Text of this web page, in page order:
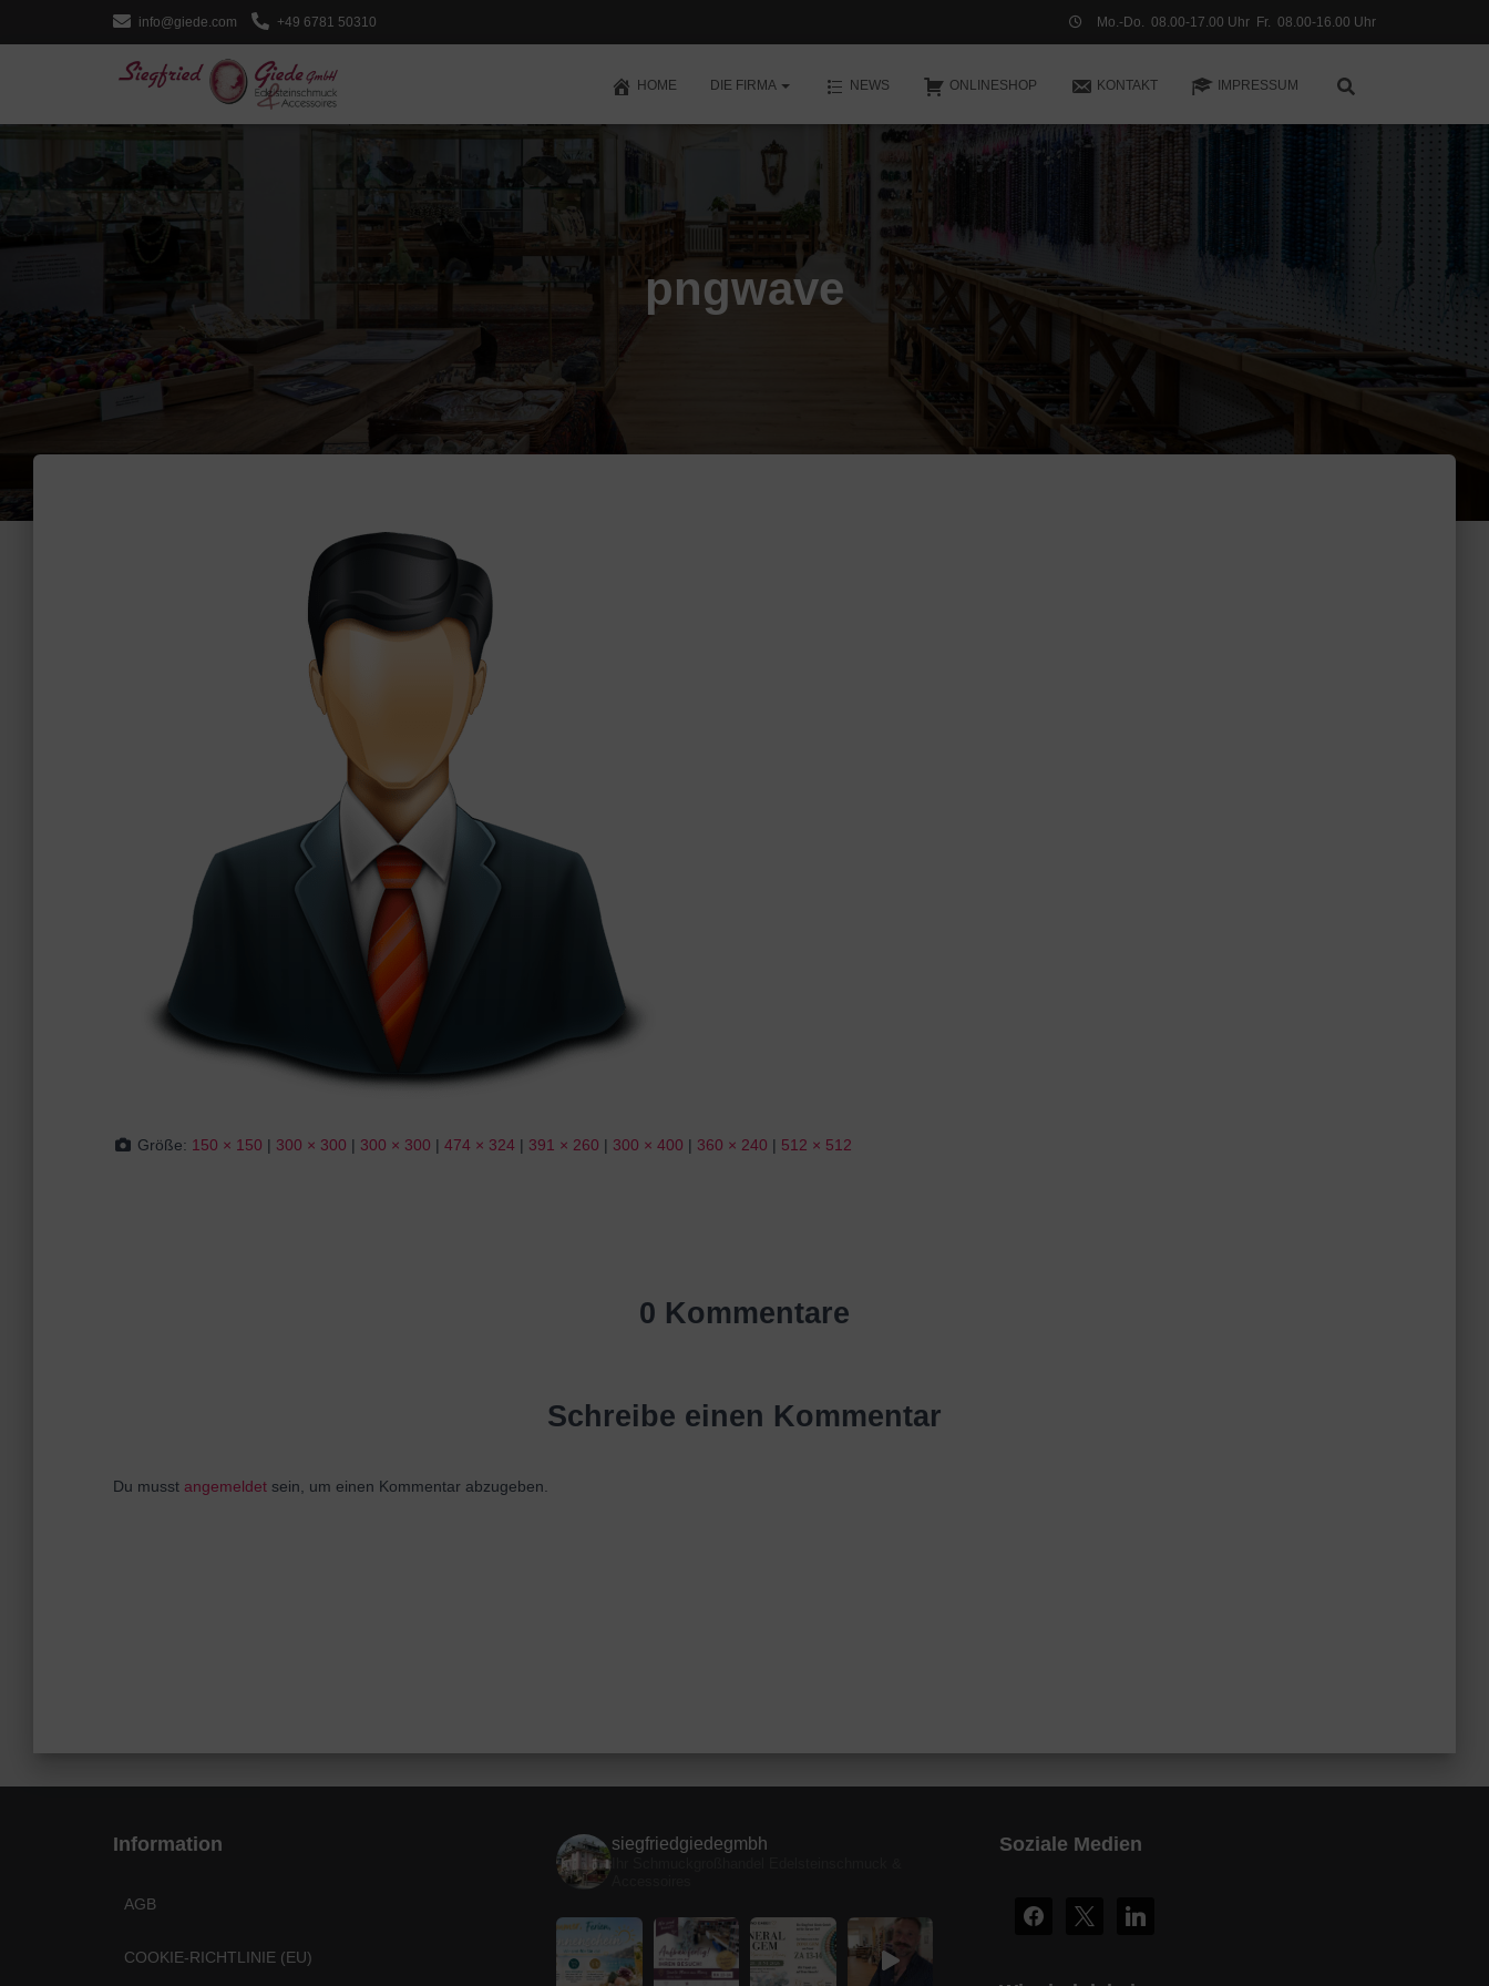
Mo.-Do. 08.00-17.00 Uhr Fr. 08.00-16.00 Uhr
info@giede.com +49 6781 50310
HOME DIE FIRMA NEWS ONLINESHOP KONTAKT IMPRESSUM
pngwave
Größe: 150 × 150 | 300 × 300 | 300 × 300 | 474 × 324 | 391 × 260 | 300 × 400 | 360 × 240 | 512 × 512
0 Kommentare
Schreibe einen Kommentar
Du musst angemeldet sein, um einen Kommentar abzugeben.
Information
AGB
COOKIE-RICHTLINIE (EU)
siegfriedgiedegmbh Soziale Medien